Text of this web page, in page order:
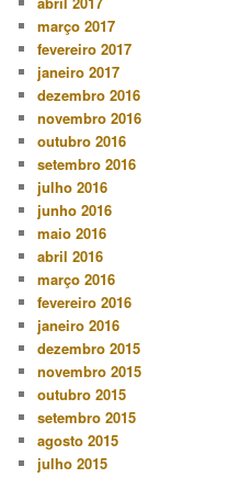
março 2017
fevereiro 2017
janeiro 2017
dezembro 2016
novembro 2016
outubro 2016
setembro 2016
julho 2016
junho 2016
maio 2016
abril 2016
março 2016
fevereiro 2016
janeiro 2016
dezembro 2015
novembro 2015
outubro 2015
setembro 2015
agosto 2015
julho 2015